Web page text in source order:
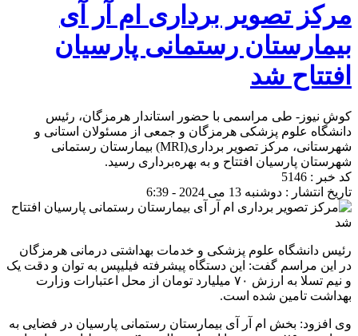
مرکز تصویر برداری ام آر آی
بیمارستان رستمانی پارسیان
افتتاح شد
کوش نیوز- طی مراسمی با حضور استاندار هرمزگان، رئیس
دانشگاه علوم پزشکی هرمزگان و جمعی از مسئولان استانی و
شهرستانی، مرکز تصویر برداری(MRI) بیمارستان رستمانی
شهرستان پارسیان افتتاح و به بهره‌برداری رسید.
کد خبر : 5146
تاریخ انتشار : دوشنبه 13 می 2024 - 6:39
رئیس دانشگاه علوم پزشکی و خدمات بهداشتی درمانی هرمزگان
در این مراسم گفت: این دستگاه پیشرفته فیلیپس به توان و دقت یک
و نیم تسلا به ارزش ۷۰ میلیارد تومان از محل اعتبارات وزارت
بهداشت تامین شده است.
وی افزود: بخش ام آر آی بیمارستان رستمانی پارسیان در فضایی به